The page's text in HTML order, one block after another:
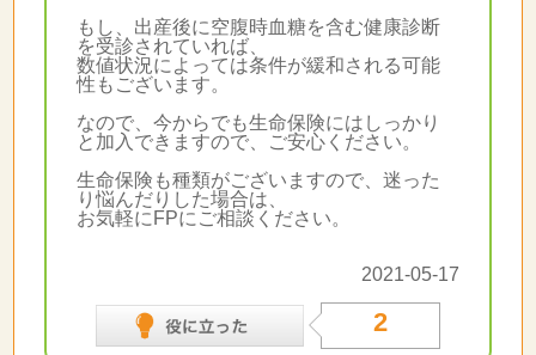
もし、出産後に空腹時血糖を含む健康診断
を受診されていれば、
数値状況によっては条件が緩和される可能
性もございます。
なので、今からでも生命保険にはしっかり
と加入できますので、ご安心ください。
生命保険も種類がございますので、迷った
り悩んだりした場合は、
お気軽にFPにご相談ください。
2021-05-17
2